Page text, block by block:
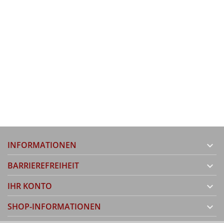
INFORMATIONEN 
BARRIEREFREIHEIT 
IHR KONTO 
SHOP-INFORMATIONEN 